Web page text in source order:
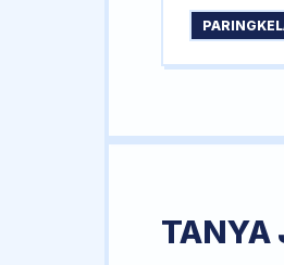
TANYA